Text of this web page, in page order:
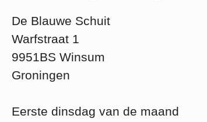
De Blauwe Schuit
Warfstraat 1
9951BS Winsum
Groningen
Eerste dinsdag van de maand